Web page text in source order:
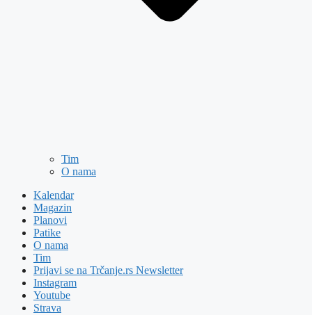
Tim
O nama
Kalendar
Magazin
Planovi
Patike
O nama
Tim
Prijavi se na Trčanje.rs Newsletter
Instagram
Youtube
Strava